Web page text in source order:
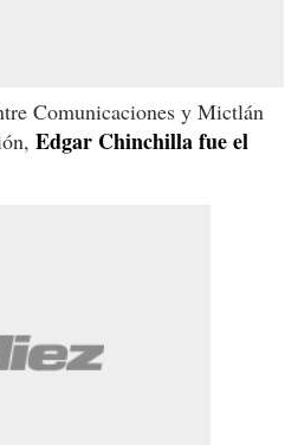
Comunicaciones y Mictlán
Edgar Chinchilla fue el